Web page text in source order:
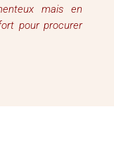
mais en
pour procurer